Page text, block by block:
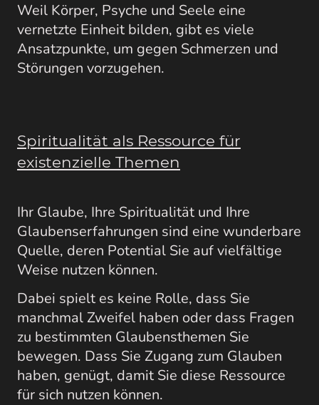
Weil Körper, Psyche und Seele eine
vernetzte Einheit bilden, gibt es viele
Ansatzpunkte, um gegen Schmerzen und
Störungen vorzugehen.
Spiritualität als Ressource für
existenzielle Themen
Ihr Glaube, Ihre Spiritualität und Ihre
Glaubenserfahrungen sind eine wunderbare
Quelle, deren Potential Sie auf vielfältige
Weise nutzen können.
Dabei spielt es keine Rolle, dass Sie
manchmal Zweifel haben oder dass Fragen
zu bestimmten Glaubensthemen Sie
bewegen. Dass Sie Zugang zum Glauben
haben, genügt, damit Sie diese Ressource
für sich nutzen können.